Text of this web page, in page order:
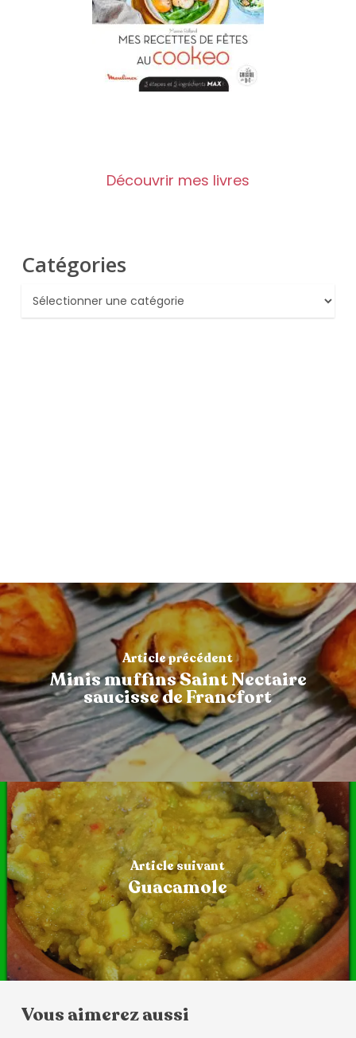
Découvrir mes livres
Catégories
Catégories
Article précédent
Minis muffins Saint Nectaire
saucisse de Francfort
Article suivant
Guacamole
Vous aimerez aussi